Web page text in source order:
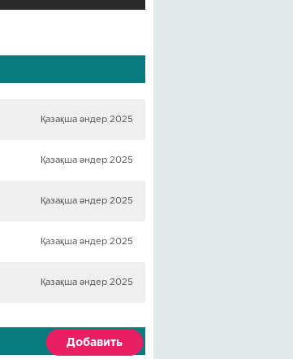
Қазақша әндер 2025
Қазақша әндер 2025
Қазақша әндер 2025
Қазақша әндер 2025
Қазақша әндер 2025
Добавить